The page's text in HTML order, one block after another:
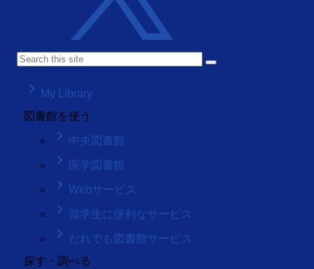
keyboard_arrow_right
My Library
図書館を使う
keyboard_arrow_right 中央図書館
keyboard_arrow_right 医学図書館
keyboard_arrow_right Webサービス
keyboard_arrow_right 留学生に便利なサービス
keyboard_arrow_right だれでも図書館サービス
探す・調べる